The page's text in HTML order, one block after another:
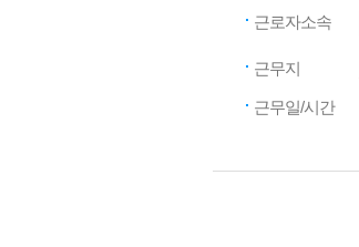
근로자소속
근무지
근무일/시간